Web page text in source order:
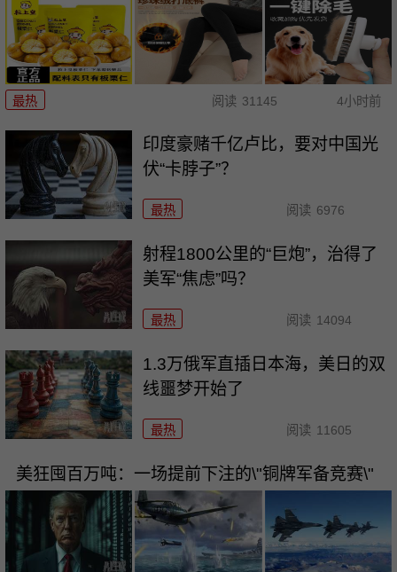
最热 阅读 31145 4小时前
印度豪赌千亿卢比，要对中国光
伏“卡脖子”？
最热 阅读 6976
射程1800公里的“巨炮”，治得了
美军“焦虑”吗？
最热 阅读 14094
1.3万俄军直插日本海，美日的双
线噩梦开始了
最热 阅读 11605
美狂囤百万吨：一场提前下注的\"铜牌军备竞赛\"